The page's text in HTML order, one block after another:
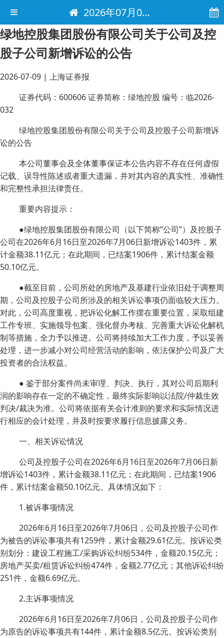
2026年07月09日 电子报
绿地控股集团股份有限公司关于公司及控
股子公司新增诉讼的公告
2026-07-09 | 上海证券报
证券代码：600606 证券简称：绿地控股 编号：临2026-
032
绿地控股集团股份有限公司关于公司及控股子公司新增诉
讼的公告
本公司董事会及全体董事保证本公告内容不存在任何虚假
记载、误导性陈述或者重大遗漏，并对其内容的真实性、准确性
和完整性承担法律责任。
重要内容提示：
●绿地控股集团股份有限公司（以下简称“公司”）及控股子
公司在2026年6月16日至2026年7月06日新增诉讼1403件，累
计金额38.11亿元；在此期间，已结案1906件，累计结案金额
50.10亿元。
●截至目前，公司所处的房地产及基建行业依旧处于调整周
期，公司及控股子公司所涉及的相关诉讼事项仍面临较大压力。
对此，公司高度重视，把诉讼化解工作摆在重要位置，采取组建
工作专班、实施领导包案、强化督办考核、完善重大诉讼化解机
制等措施，全力予以推进。公司将持续加大工作力度，予以妥善
处理，进一步减小对公司经营活动的影响，依法保护公司及广大
投资者的合法权益。
● 鉴于部分案件尚未审理、判决、执行，其对公司后期利
润的影响存在一定的不确定性，最终实际影响以法院/仲裁生效
判决/裁决为准。公司将依据有关会计准则的要求和实际情况进
行相应的会计处理，并及时按要求履行信息披露义务。
一、相关诉讼情况
公司及控股子公司在2026年6月16日至2026年7月06日新
增诉讼1403件，累计金额38.11亿元；在此期间，已结案1906
件，累计结案金额50.10亿元。具体情况如下：
1.被诉事项情况
2026年6月16日至2026年7月06日，公司及控股子公司作
为被告的诉讼事项共有1259件，累计金额29.61亿元。按诉讼类
别划分：建设工程施工/采购诉讼纠纷534件，金额20.15亿元；
房地产买卖/租赁诉讼纠纷474件，金额2.77亿元；其他诉讼纠纷
251件，金额6.69亿元。
2.主诉事项情况
2026年6月16日至2026年7月06日，公司及控股子公司作
为原告的诉讼事项共有144件，累计金额8.5亿元。按诉讼类别